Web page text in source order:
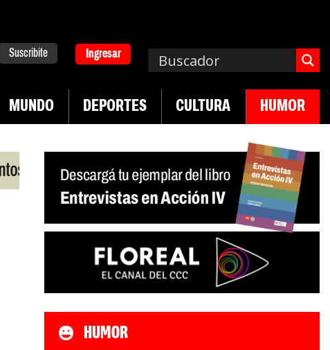
Suscribite Ingresar
MUNDO DEPORTES CULTURA HUMOR
| Uruguay frente a crisis diplomática Argentina-Brasil
HUMOR